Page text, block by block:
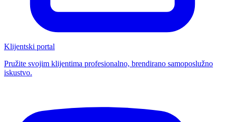
Klijentski portal
Pružite svojim klijentima profesionalno, brendirano samoposlužno
iskustvo.